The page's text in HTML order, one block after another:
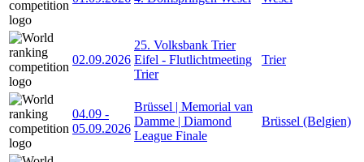
02.09.2026
25. Volksbank Trier
Eifel - Flutlichtmeeting
Trier
Trier
04.09 -
05.09.2026
Brüssel | Memorial van
Damme | Diamond
League Finale
Brüssel (Belgien)